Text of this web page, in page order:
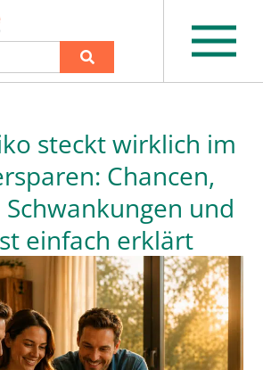
steckt wirklich im
Chancen,
Schwankungen und
einfach erklärt